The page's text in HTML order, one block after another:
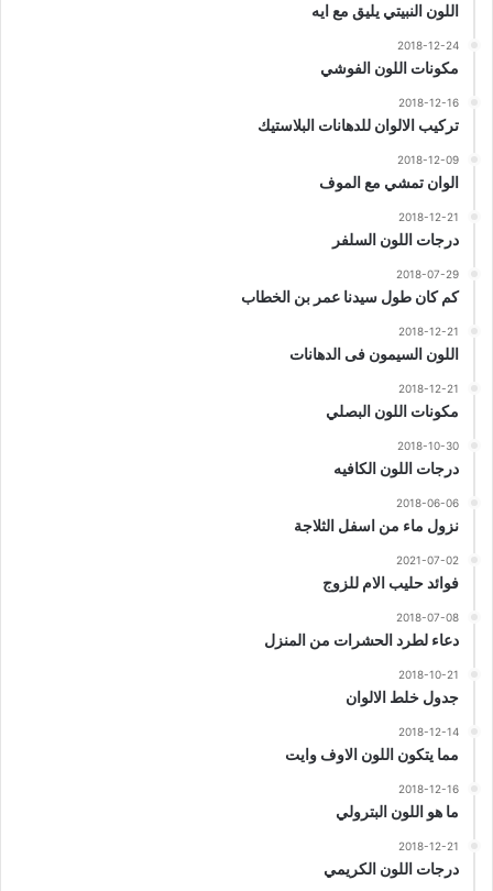
اللون النبيتي يليق مع ايه
2018-12-24
مكونات اللون الفوشي
2018-12-16
تركيب الالوان للدهانات البلاستيك
2018-12-09
الوان تمشي مع الموف
2018-12-21
درجات اللون السلفر
2018-07-29
كم كان طول سيدنا عمر بن الخطاب
2018-12-21
اللون السيمون فى الدهانات
2018-12-21
مكونات اللون البصلي
2018-10-30
درجات اللون الكافيه
2018-06-06
نزول ماء من اسفل الثلاجة
2021-07-02
فوائد حليب الام للزوج
2018-07-08
دعاء لطرد الحشرات من المنزل
2018-10-21
جدول خلط الالوان
2018-12-14
مما يتكون اللون الاوف وايت
2018-12-16
ما هو اللون البترولي
2018-12-21
درجات اللون الكريمي